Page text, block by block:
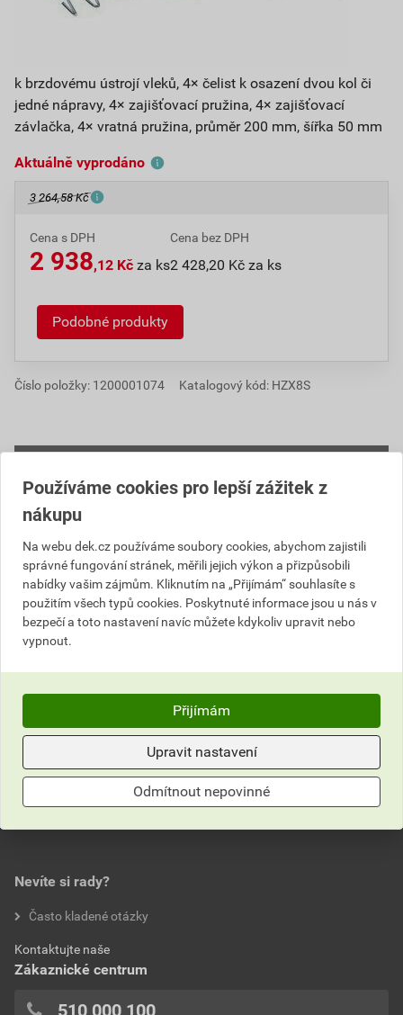
k brzdovému ústrojí vleků, 4× čelist k osazení dvou kol či
jedné nápravy, 4× zajišťovací pružina, 4× zajišťovací
závlačka, 4× vratná pružina, průměr 200 mm, šířka 50 mm
Aktuálně vyprodáno
3 264,58 Kč
Cena s DPH
2 938,12 Kč za ks
Cena bez DPH
2 428,20 Kč za ks
Podobné produkty
Číslo položky: 1200001074 Katalogový kód: HZX8S
Aktuální prodejní cena po slevě 10% z ceníkové ceny
2 428,20 Kč
bez DPH za ks
2 938,12 Kč
s DPH za ks
Nejnižší prodejní cena v době 30 dnů před
poskytnutím slevy
2 428,20 Kč
bez DPH za ks s DPH za ks
200 mm
50 mm
0,0
hodnotilo 0 uživatelů
Nevíte si rady?
Často kladené otázky
Kontaktujte naše
Zákaznické centrum
510 000 100
Používáme cookies pro lepší zážitek z
nákupu
Na webu dek.cz používáme soubory cookies, abychom zajistili
správné fungování stránek, měřili jejich výkon a přizpůsobili
nabídky vašim zájmům. Kliknutím na „Přijímám“ souhlasíte s
použitím všech typů cookies. Poskytnuté informace jsou u nás v
bezpečí a toto nastavení navíc můžete kdykoliv upravit nebo
vypnout.
Přijímám
Upravit nastavení
Odmítnout nepovinné